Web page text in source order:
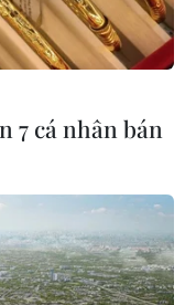
Hà
7 cá nhân bán